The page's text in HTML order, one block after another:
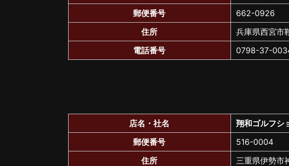
郵便番号
662-0926
住所
兵庫県西宮市
電話番号
0798-37-
店名・社名
翔和ゴルフシ
郵便番号
516-0004
住所
三重県伊勢市